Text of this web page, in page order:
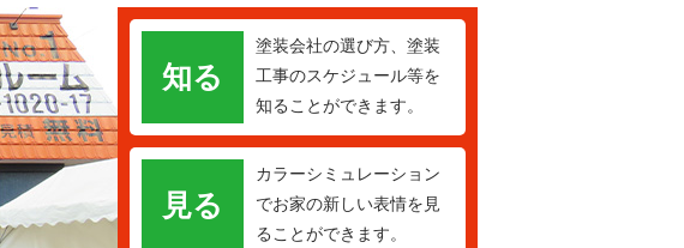
知る
塗装会社の選び方、塗装
工事のスケジュール等を
知ることができます。
見る
カラーシミュレーション
でお家の新しい表情を見
ることができます。